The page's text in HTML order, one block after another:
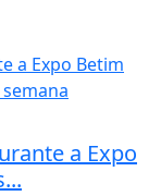
a Expo